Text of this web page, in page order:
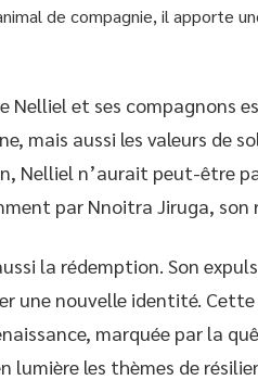
de compagnie, il apporte
Nelliel et ses compagnons
mais aussi les valeurs de
Nelliel n’aurait peut-être
par Nnoitra Jiruga, son
la rédemption. Son
une nouvelle identité.
marquée par la
lumière les thèmes de